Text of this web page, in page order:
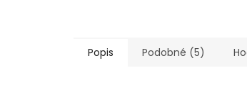
Popis Podobné (5)